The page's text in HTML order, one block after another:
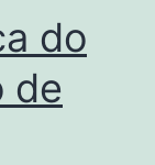
do
de